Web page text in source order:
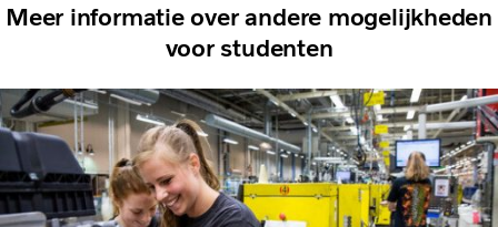
Meer informatie over andere mogelijkheden
voor studenten